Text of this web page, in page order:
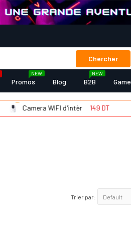
Chercher
Promos
NEW
Blog B2B
NEW
Camera WIFI d'intèr 149 DT
Trier par: